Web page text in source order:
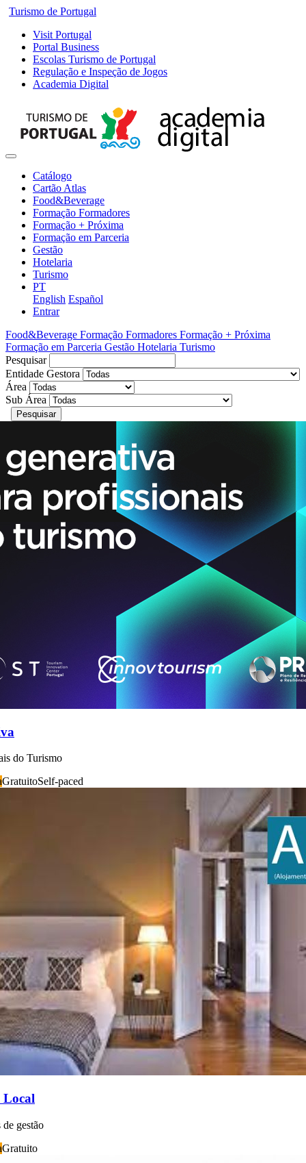
Turismo de Portugal
Visit Portugal
Portal Business
Escolas Turismo de Portugal
Regulação e Inspeção de Jogos
Academia Digital
Catálogo
Cartão Atlas
Food&Beverage
Formação Formadores
Formação + Próxima
Formação em Parceria
Gestão
Hotelaria
Turismo
PT
English Español
Entrar
Food&Beverage Formação Formadores Formação + Próxima
Formação em Parceria Gestão Hotelaria Turismo
Pesquisar
Entidade Gestora
Área
Sub Área
Pesquisar
do Turismo
GratuitoSelf-paced
Local
gestão
Gratuito